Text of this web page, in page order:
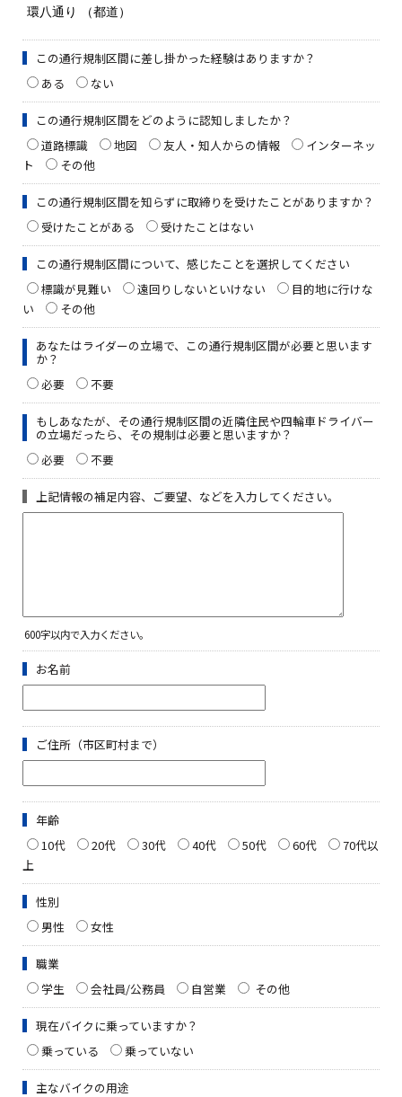
この通行規制区間に差し掛かった経験はありますか？
ある
ない
この通行規制区間をどのように認知しましたか？
道路標識
地図 友人・知人からの情報
インターネッ
ト
その他
この通行規制区間を知らずに取締りを受けたことがありますか？
受けたことがある
受けたことはない
この通行規制区間について、感じたことを選択してください
標識が見難い
遠回りしないといけない
目的地に行けな
い
その他
あなたはライダーの立場で、この通行規制区間が必要と思います
か？
必要
不要
もしあなたが、その通行規制区間の近隣住民や四輪車ドライバー
の立場だったら、その規制は必要と思いますか？
必要
不要
上記情報の補足内容、ご要望、などを入力してください。
600字以内で入力ください。
お名前
ご住所（市区町村まで）
年齢
10代
20代 30代 40代 50代 60代
70代以
上
性別
男性
女性
職業
学生
会社員/公務員 自営業 その他
現在バイクに乗っていますか？
乗っている
乗っていない
主なバイクの用途